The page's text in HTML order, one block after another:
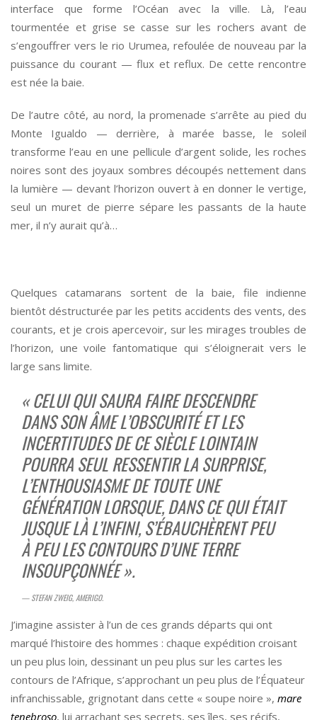
interface que forme l’Océan avec la ville. Là, l’eau
tourmentée et grise se casse sur les rochers avant de
s’engouffrer vers le rio Urumea, refoulée de nouveau par la
puissance du courant — flux et reflux. De cette rencontre
est née la baie.
De l’autre côté, au nord, la promenade s’arrête au pied du
Monte Igualdo — derrière, à marée basse, le soleil
transforme l’eau en une pellicule d’argent solide, les roches
noires sont des joyaux sombres découpés nettement dans
la lumière — devant l’horizon ouvert à en donner le vertige,
seul un muret de pierre sépare les passants de la haute
mer, il n’y aurait qu’à…
Quelques catamarans sortent de la baie, file indienne
bientôt déstructurée par les petits accidents des vents, des
courants, et je crois apercevoir, sur les mirages troubles de
l’horizon, une voile fantomatique qui s’éloignerait vers le
large sans limite.
« CELUI QUI SAURA FAIRE DESCENDRE
DANS SON ÂME L’OBSCURITÉ ET LES
INCERTITUDES DE CE SIÈCLE LOINTAIN
POURRA SEUL RESSENTIR LA SURPRISE,
L’ENTHOUSIASME DE TOUTE UNE
GÉNÉRATION LORSQUE, DANS CE QUI ÉTAIT
JUSQUE LÀ L’INFINI, S’ÉBAUCHÈRENT PEU
À PEU LES CONTOURS D’UNE TERRE
INSOUPÇONNÉE ».
— STEFAN ZWEIG, AMERIGO.
J’imagine assister à l’un de ces grands départs qui ont
marqué l’histoire des hommes : chaque expédition croisant
un peu plus loin, dessinant un peu plus sur les cartes les
contours de l’Afrique, s’approchant un peu plus de l’Équateur
infranchissable, grignotant dans cette « soupe noire », mare
tenebroso, lui arrachant ses secrets, ses îles, ses récifs,